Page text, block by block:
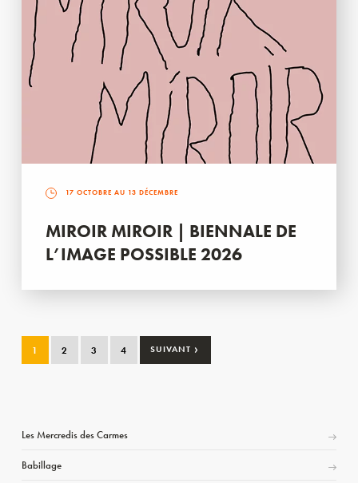
17 OCTOBRE AU 13 DÉCEMBRE
MIROIR MIROIR | BIENNALE DE
L’IMAGE POSSIBLE 2026
1 2 3 4 SUIVANT ›
Les Mercredis des Carmes
Babillage